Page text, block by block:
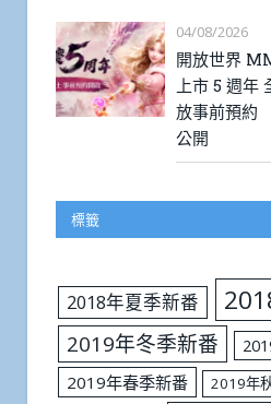
04/08/2026
開放世界
上市 5 週年
放事前預約
公開
標籤
2018年夏季新番
2019年冬季新番
2019年春季新番
2019年